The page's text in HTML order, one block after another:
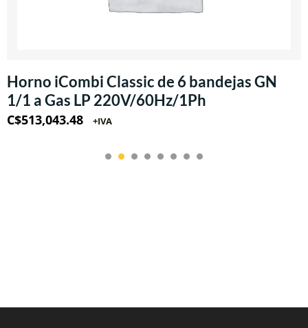
Horno iCombi Classic de 6 bandejas GN
1/1 a Gas LP 220V/60Hz/1Ph
C$513,043.48 +IVA